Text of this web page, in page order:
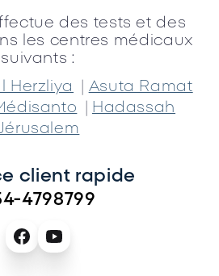
des tests et des
les centres médicaux
suivants :
Herzliya
| Asuta Ramat
| Hadassah
client rapide
4798799